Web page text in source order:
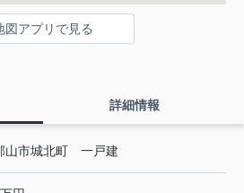
図アプリで見る
詳細情報
山市城北町 一戸建